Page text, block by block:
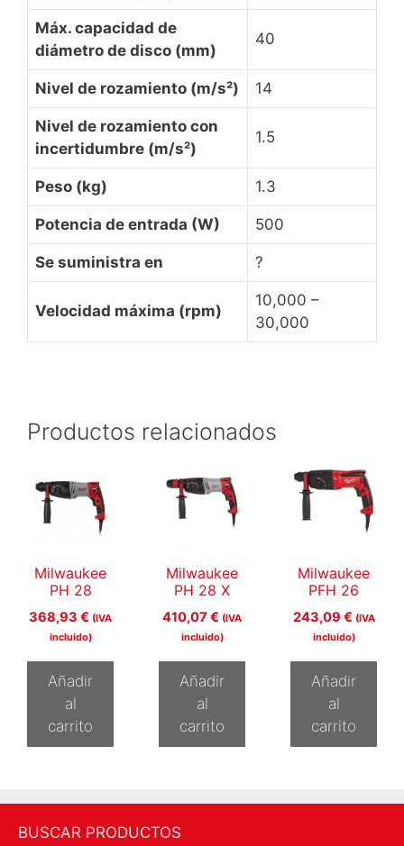
Máx. capacidad de
diámetro de disco (mm)
40
Nivel de rozamiento (m/s²) 14
Nivel de rozamiento con
incertidumbre (m/s²)
1.5
Peso (kg) 1.3
Potencia de entrada (W) 500
Se suministra en ?
Velocidad máxima (rpm)
10,000 –
30,000
Productos relacionados
Milwaukee
PH 28
368,93 € (IVA
incluido)
Añadir
al
carrito
Milwaukee
PH 28 X
410,07 € (IVA
incluido)
Añadir
al
carrito
Milwaukee
PFH 26
243,09 € (IVA
incluido)
Añadir
al
carrito
BUSCAR PRODUCTOS